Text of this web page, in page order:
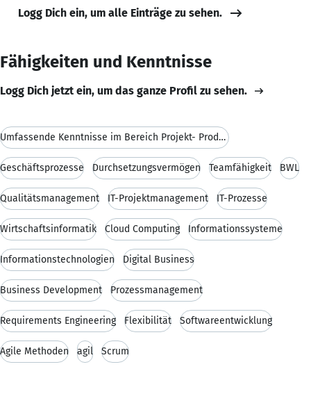
Logg Dich ein, um alle Einträge zu sehen.
Fähigkeiten und Kenntnisse
Logg Dich jetzt ein, um das ganze Profil zu sehen.
Umfassende Kenntnisse im Bereich Projekt- Produkt-
Geschäftsprozesse Durchsetzungsvermögen Teamfähigkeit BWL
Qualitätsmanagement IT-Projektmanagement IT-Prozesse
Wirtschaftsinformatik Cloud Computing Informationssysteme
Informationstechnologien Digital Business
Business Development Prozessmanagement
Requirements Engineering Flexibilität Softwareentwicklung
Agile Methoden agil Scrum